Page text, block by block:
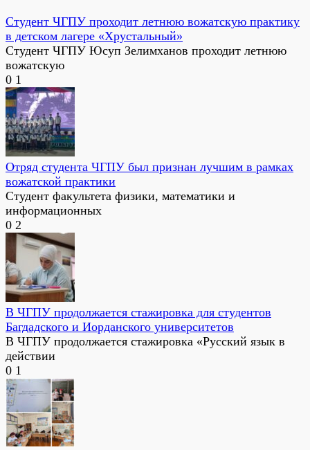
Студент ЧГПУ проходит летнюю вожатскую практику
в детском лагере «Хрустальный»
Студент ЧГПУ Юсуп Зелимханов проходит летнюю
вожатскую
0 1
Отряд студента ЧГПУ был признан лучшим в рамках
вожатской практики
Студент факультета физики, математики и
информационных
0 2
В ЧГПУ продолжается стажировка для студентов
Багдадского и Иорданского университетов
В ЧГПУ продолжается стажировка «Русский язык в
действии
0 1